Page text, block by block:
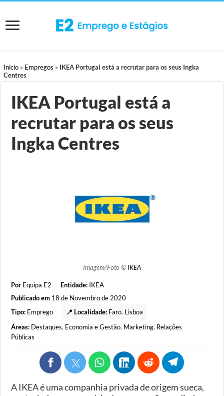
Início » Empregos » IKEA Portugal está a recrutar para os seus Ingka
Centres
IKEA Portugal está a
recrutar para os seus
Ingka Centres
Imagem/Foto © IKEA
Por Equipa E2 Entidade: IKEA
Publicado em 18 de Novembro de 2020
Tipo: Emprego 📍 Localidade: Faro, Lisboa
Áreas: Destaques, Economia e Gestão, Marketing, Relações
Públicas
A IKEA é uma companhia privada de origem sueca,